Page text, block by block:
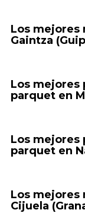
Los mejores
Gaintza
Los mejores
parquet en
Los mejores
parquet en
Los mejores
Cijuela